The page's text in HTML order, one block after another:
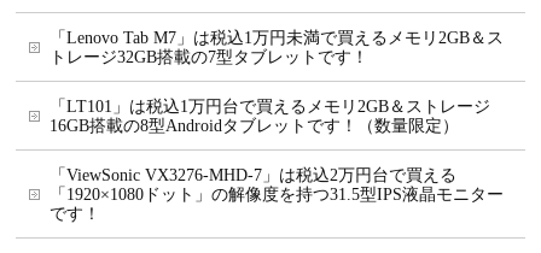
「Lenovo Tab M7」は税込1万円未満で買えるメモリ2GB＆ス
トレージ32GB搭載の7型タブレットです！
「LT101」は税込1万円台で買えるメモリ2GB＆ストレージ
16GB搭載の8型Androidタブレットです！（数量限定）
「ViewSonic VX3276-MHD-7」は税込2万円台で買える
「1920×1080ドット」の解像度を持つ31.5型IPS液晶モニター
です！